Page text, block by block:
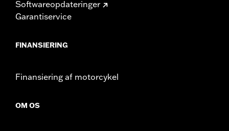
Softwareopdateringer
Garantiservice
FINANSIERING
Finansiering af motorcykel
OM OS